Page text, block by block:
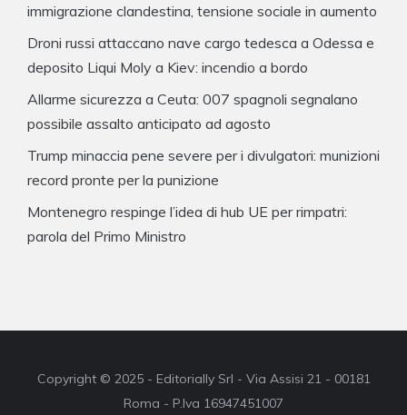
immigrazione clandestina, tensione sociale in aumento
Droni russi attaccano nave cargo tedesca a Odessa e
deposito Liqui Moly a Kiev: incendio a bordo
Allarme sicurezza a Ceuta: 007 spagnoli segnalano
possibile assalto anticipato ad agosto
Trump minaccia pene severe per i divulgatori: munizioni
record pronte per la punizione
Montenegro respinge l’idea di hub UE per rimpatri:
parola del Primo Ministro
Copyright © 2025 - Editorially Srl - Via Assisi 21 - 00181
Roma - P.Iva 16947451007